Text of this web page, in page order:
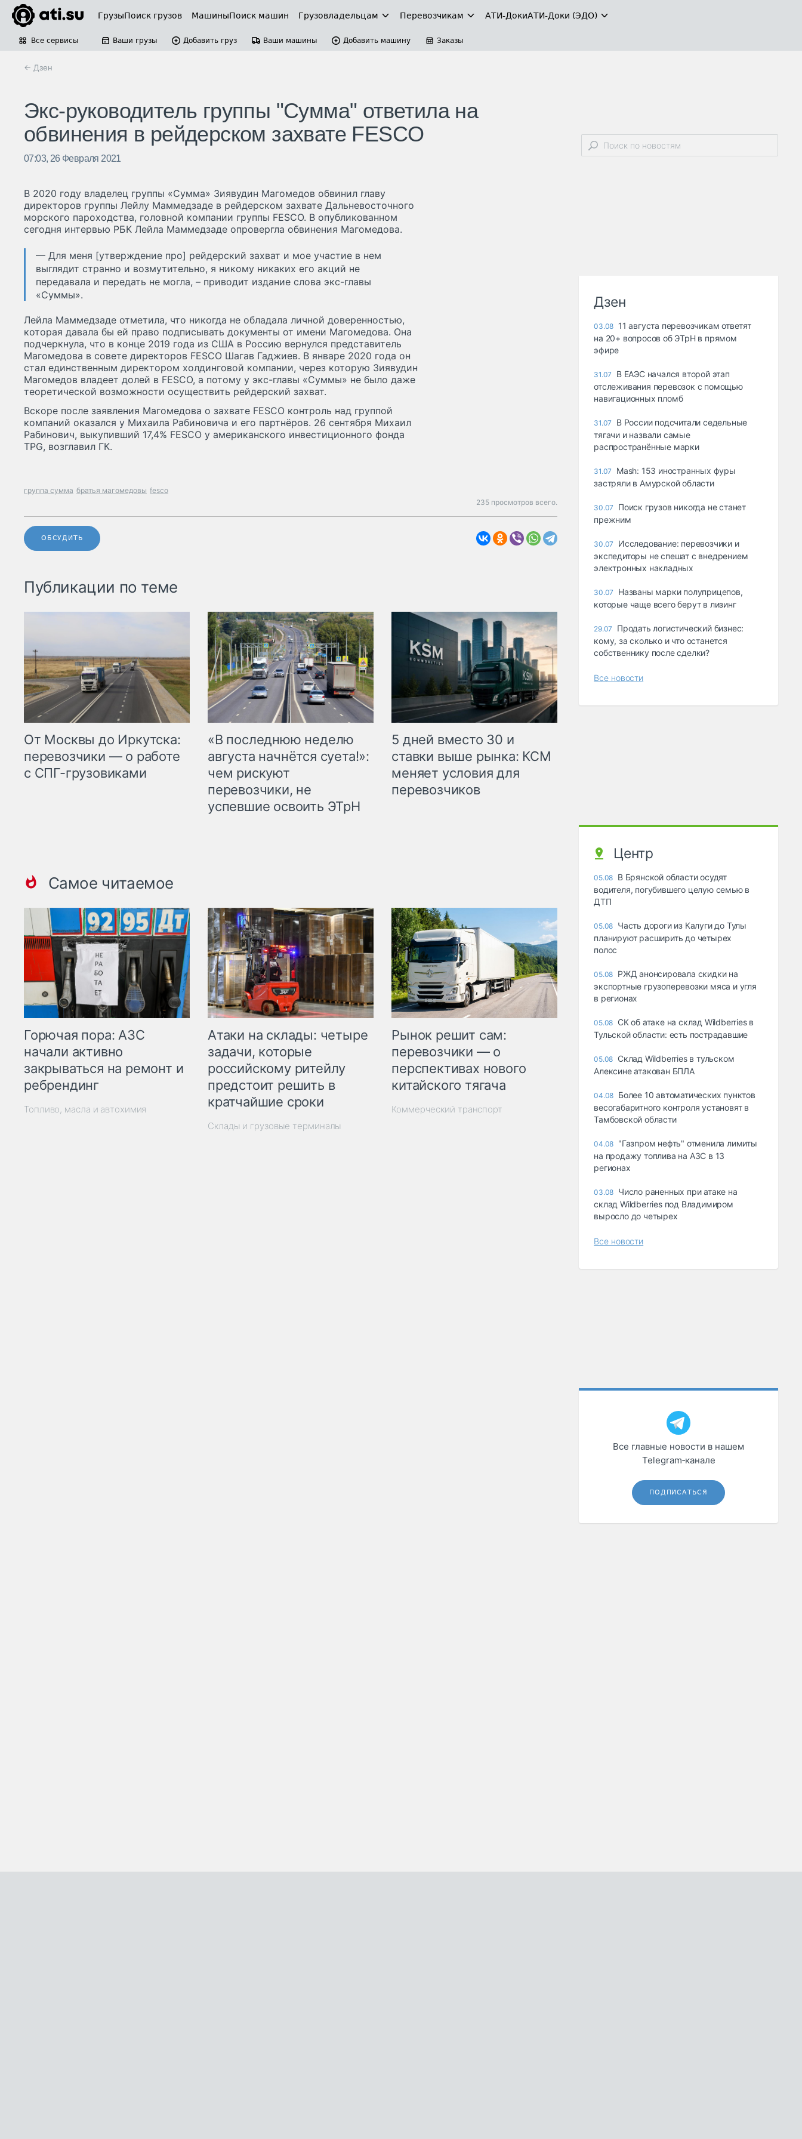
ГрузыПоиск грузов МашиныПоиск машин Грузовладельцам Перевозчикам АТИ-ДокиАТИ-Доки (ЭДО)
Все сервисы Ваши грузы Добавить груз Ваши машины Добавить машину Заказы
← Дзен
Экс-руководитель группы "Сумма" ответила на
обвинения в рейдерском захвате FESCO
07:03, 26 Февраля 2021
В 2020 году владелец группы «Сумма» Зиявудин Магомедов обвинил главу
директоров группы Лейлу Маммедзаде в рейдерском захвате Дальневосточного
морского пароходства, головной компании группы FESCO. В опубликованном
сегодня интервью РБК Лейла Маммедзаде опровергла обвинения Магомедова.
— Для меня [утверждение про] рейдерский захват и мое участие в нем
выглядит странно и возмутительно, я никому никаких его акций не
передавала и передать не могла, – приводит издание слова экс-главы
«Суммы».
Лейла Маммедзаде отметила, что никогда не обладала личной доверенностью,
которая давала бы ей право подписывать документы от имени Магомедова. Она
подчеркнула, что в конце 2019 года из США в Россию вернулся представитель
Магомедова в совете директоров FESCO Шагав Гаджиев. В январе 2020 года он
стал единственным директором холдинговой компании, через которую Зиявудин
Магомедов владеет долей в FESCO, а потому у экс-главы «Суммы» не было даже
теоретической возможности осуществить рейдерский захват.
Вскоре после заявления Магомедова о захвате FESCO контроль над группой
компаний оказался у Михаила Рабиновича и его партнёров. 26 сентября Михаил
Рабинович, выкупивший 17,4% FESCO у американского инвестиционного фонда
TPG, возглавил ГК.
группа сумма братья магомедовы fesco
235 просмотров всего.
ОБСУДИТЬ
Публикации по теме
От Москвы до Иркутска:
перевозчики — о работе
с СПГ-грузовиками
«В последнюю неделю
августа начнётся суета!»:
чем рискуют
перевозчики, не
успевшие освоить ЭТрН
5 дней вместо 30 и
ставки выше рынка: КСМ
меняет условия для
перевозчиков
Самое читаемое
Горючая пора: АЗС
начали активно
закрываться на ремонт и
ребрендинг
Топливо, масла и автохимия
Атаки на склады: четыре
задачи, которые
российскому ритейлу
предстоит решить в
кратчайшие сроки
Склады и грузовые терминалы
Рынок решит сам:
перевозчики — о
перспективах нового
китайского тягача
Коммерческий транспорт
Дзен
03.08 11 августа перевозчикам ответят
на 20+ вопросов об ЭТрН в прямом
эфире
31.07
В ЕАЭС начался второй этап
отслеживания перевозок с помощью
навигационных пломб
31.07
В России подсчитали седельные
тягачи и назвали самые
распространённые марки
31.07
Mash: 153 иностранных фуры
застряли в Амурской области
30.07
Поиск грузов никогда не станет
прежним
30.07
Исследование: перевозчики и
экспедиторы не спешат с внедрением
электронных накладных
30.07
Названы марки полуприцепов,
которые чаще всего берут в лизинг
29.07
Продать логистический бизнес:
кому, за сколько и что останется
собственнику после сделки?
Все новости
Центр
05.08 В Брянской области осудят
водителя, погубившего целую семью в
ДТП
05.08 Часть дороги из Калуги до Тулы
планируют расширить до четырех
полос
05.08 РЖД анонсировала скидки на
экспортные грузоперевозки мяса и угля
в регионах
05.08 СК об атаке на склад Wildberries в
Тульской области: есть пострадавшие
05.08 Склад Wildberries в тульском
Алексине атакован БПЛА
04.08 Более 10 автоматических пунктов
весогабаритного контроля установят в
Тамбовской области
04.08 "Газпром нефть" отменила лимиты
на продажу топлива на АЗС в 13
регионах
03.08 Число раненных при атаке на
склад Wildberries под Владимиром
выросло до четырех
Все новости
Все главные новости в нашем
Telegram‑канале
ПОДПИСАТЬСЯ